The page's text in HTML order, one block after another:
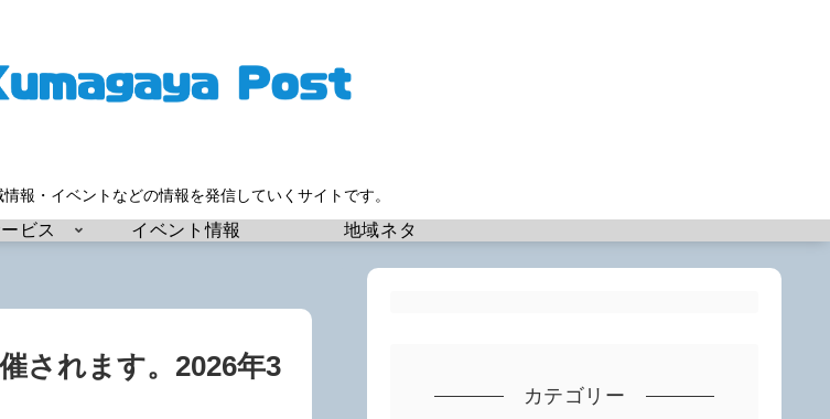
報・イベントなどの情報を発信していくサイトです。
ビス イベント情報 地域ネタ
されます。2026年3
カテゴリー